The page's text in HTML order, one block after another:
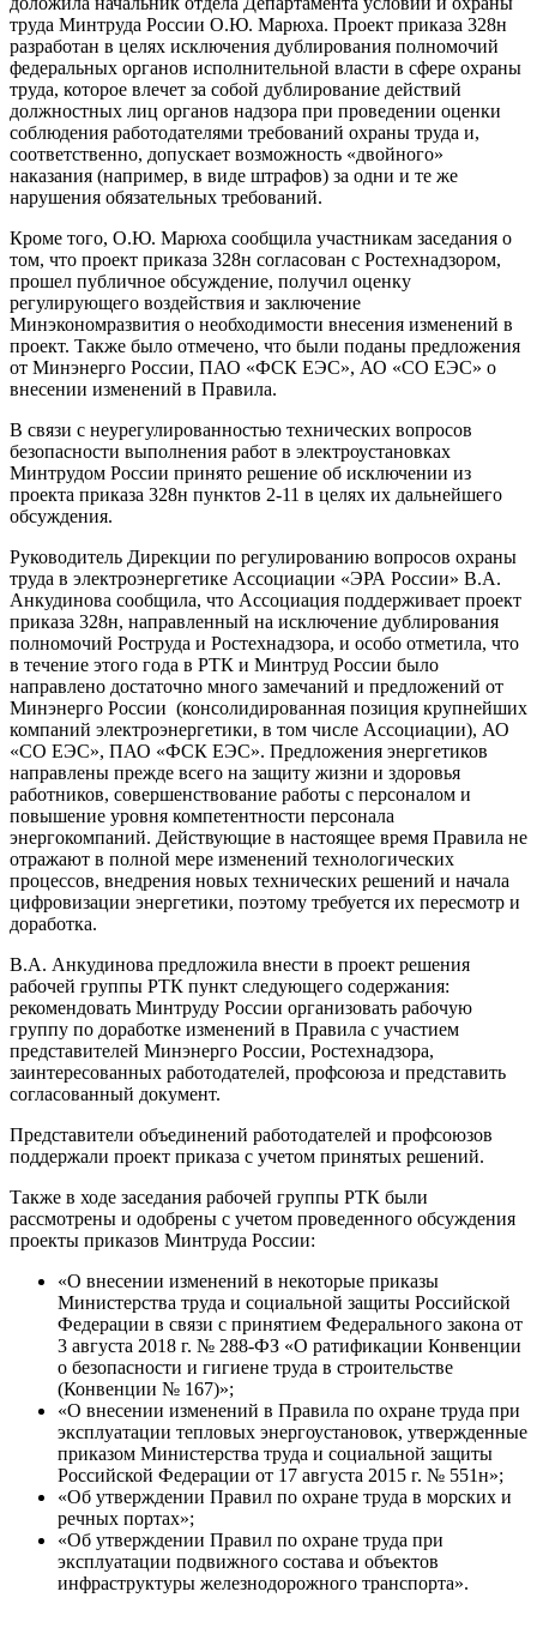
труда Минтруда России О.Ю. Марюха. Проект приказа 328н
разработан в целях исключения дублирования полномочий
федеральных органов исполнительной власти в сфере охраны
труда, которое влечет за собой дублирование действий
должностных лиц органов надзора при проведении оценки
соблюдения работодателями требований охраны труда и,
соответственно, допускает возможность «двойного»
наказания (например, в виде штрафов) за одни и те же
нарушения обязательных требований.
Кроме того, О.Ю. Марюха сообщила участникам заседания о
том, что проект приказа 328н согласован с Ростехнадзором,
прошел публичное обсуждение, получил оценку
регулирующего воздействия и заключение
Минэкономразвития о необходимости внесения изменений в
проект. Также было отмечено, что были поданы предложения
от Минэнерго России, ПАО «ФСК ЕЭС», АО «СО ЕЭС» о
внесении изменений в Правила.
В связи с неурегулированностью технических вопросов
безопасности выполнения работ в электроустановках
Минтрудом России принято решение об исключении из
проекта приказа 328н пунктов 2-11 в целях их дальнейшего
обсуждения.
Руководитель Дирекции по регулированию вопросов охраны
труда в электроэнергетике Ассоциации «ЭРА России» В.А.
Анкудинова сообщила, что Ассоциация поддерживает проект
приказа 328н, направленный на исключение дублирования
полномочий Роструда и Ростехнадзора, и особо отметила, что
в течение этого года в РТК и Минтруд России было
направлено достаточно много замечаний и предложений от
Минэнерго России (консолидированная позиция крупнейших
компаний электроэнергетики, в том числе Ассоциации), АО
«СО ЕЭС», ПАО «ФСК ЕЭС». Предложения энергетиков
направлены прежде всего на защиту жизни и здоровья
работников, совершенствование работы с персоналом и
повышение уровня компетентности персонала
энергокомпаний. Действующие в настоящее время Правила не
отражают в полной мере изменений технологических
процессов, внедрения новых технических решений и начала
цифровизации энергетики, поэтому требуется их пересмотр и
доработка.
В.А. Анкудинова предложила внести в проект решения
рабочей группы РТК пункт следующего содержания:
рекомендовать Минтруду России организовать рабочую
группу по доработке изменений в Правила с участием
представителей Минэнерго России, Ростехнадзора,
заинтересованных работодателей, профсоюза и представить
согласованный документ.
Представители объединений работодателей и профсоюзов
поддержали проект приказа с учетом принятых решений.
Также в ходе заседания рабочей группы РТК были
рассмотрены и одобрены с учетом проведенного обсуждения
проекты приказов Минтруда России:
«О внесении изменений в некоторые приказы
Министерства труда и социальной защиты Российской
Федерации в связи с принятием Федерального закона от
3 августа 2018 г. № 288-ФЗ «О ратификации Конвенции
о безопасности и гигиене труда в строительстве
(Конвенции № 167)»;
«О внесении изменений в Правила по охране труда при
эксплуатации тепловых энергоустановок, утвержденные
приказом Министерства труда и социальной защиты
Российской Федерации от 17 августа 2015 г. № 551н»;
«Об утверждении Правил по охране труда в морских и
речных портах»;
«Об утверждении Правил по охране труда при
эксплуатации подвижного состава и объектов
инфраструктуры железнодорожного транспорта».